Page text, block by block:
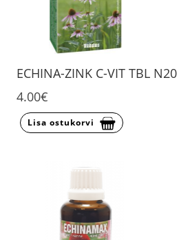
ECHINA-ZINK C-VIT TBL N20
4.00€
Lisa ostukorvi